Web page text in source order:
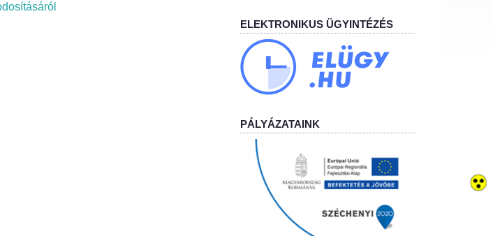
ELEKTRONIKUS ÜGYINTÉZÉS
PÁLYÁZATAINK